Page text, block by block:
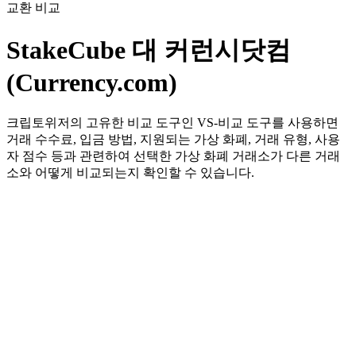
교환 비교
StakeCube 대 커런시닷컴
(Currency.com)
크립토위저의 고유한 비교 도구인 VS-비교 도구를 사용하면
거래 수수료, 입금 방법, 지원되는 가상 화폐, 거래 유형, 사용
자 점수 등과 관련하여 선택한 가상 화폐 거래소가 다른 거래
소와 어떻게 비교되는지 확인할 수 있습니다.